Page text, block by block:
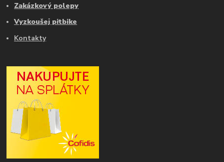
Zakázkový polepy
Vyzkoušej pitbike
Kontakty